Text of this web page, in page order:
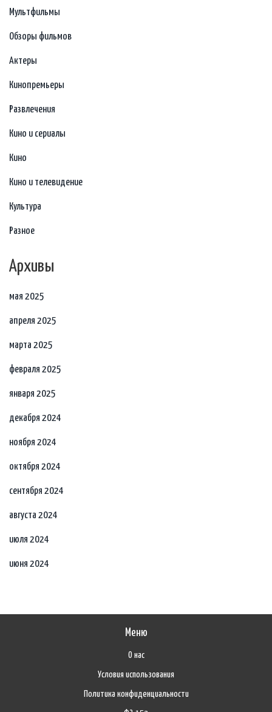
Мультфильмы
Обзоры фильмов
Актеры
Кинопремьеры
Развлечения
Кино и сериалы
Кино
Кино и телевидение
Культура
Разное
Архивы
мая 2025
апреля 2025
марта 2025
февраля 2025
января 2025
декабря 2024
ноября 2024
октября 2024
сентября 2024
августа 2024
июля 2024
июня 2024
Меню
О нас
Условия использования
Политика конфиденциальности